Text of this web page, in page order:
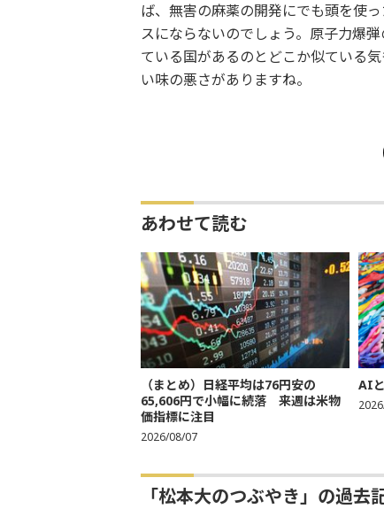
ば、無害の麻薬の開発にでも頭を使
スにならないのでしょう。原子力爆
ている国があるのとどこか似ている
い味の悪さがありますね。
あわせて読む
（まとめ）日経平均は76円安の
65,606円で小幅に続落 来週は米物
価指標に注目
2026/08/07
AI
「松本大のつぶやき」の過去